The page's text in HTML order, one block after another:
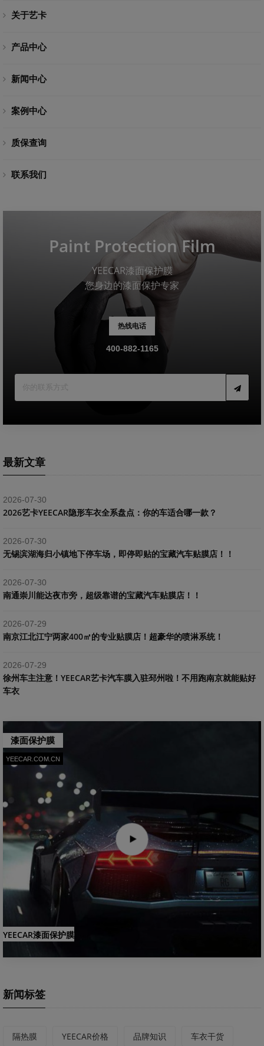
关于艺卡
产品中心
新闻中心
案例中心
质保查询
联系我们
Paint Protection Film
YEECAR漆面保护膜
您身边的漆面保护专家
热线电话
400-882-1165
最新文章
2026-07-30
2026艺卡YEECAR隐形车衣全系盘点：你的车适合哪一款？
2026-07-30
​无锡滨湖海归小镇地下停车场，即停即贴的宝藏汽车贴膜店！！
2026-07-30
南通崇川能达夜市旁，超级靠谱的宝藏汽车贴膜店！！
2026-07-29
南京江北江宁两家400㎡的专业贴膜店！超豪华的喷淋系统！
2026-07-29
​徐州车主注意！YEECAR艺卡汽车膜入驻邳州啦！不用跑南京就能贴好
车衣
漆面保护膜
YEECAR.COM.CN
YEECAR漆面保护膜
新闻标签
隔热膜 YEECAR价格 品牌知识 车衣干货